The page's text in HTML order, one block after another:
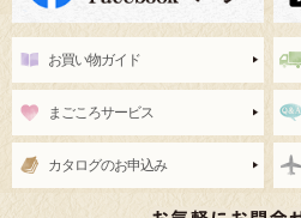
お買い物ガイド
まごころサービス
カタログのお申込み